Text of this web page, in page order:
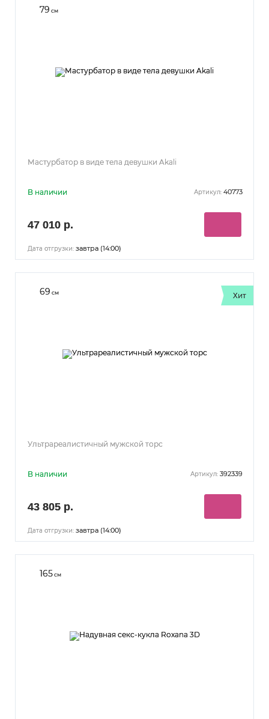
79 см
Мастурбатор в виде тела девушки Akali
В наличии Артикул: 40773
47 010 р.
Дата отгрузки: завтра (14:00)
69 см Хит
Ультрареалистичный мужской торс
В наличии Артикул: 392339
43 805 р.
Дата отгрузки: завтра (14:00)
165см